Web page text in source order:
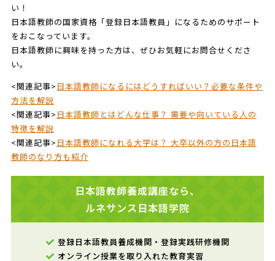
い！
日本語教師の国家資格「登録日本語教員」になるためのサポート
をおこなっています。
日本語教師に興味を持った方は、ぜひお気軽にお問合せくださ
い。
<関連記事> 日本語教師になるにはどうすればいい？必要な条件や
方法を解説
<関連記事> 日本語教師とはどんな仕事？ 需要や向いている人の
特徴を解説
<関連記事> 日本語教師になれる大学は？ 大卒以外の方の日本語
教師のなり方も紹介
日本語教師養成講座なら、
ルネサンス日本語学院
登録日本語教員養成機関・登録実践研修機関
オンライン授業を取り入れた教育実習